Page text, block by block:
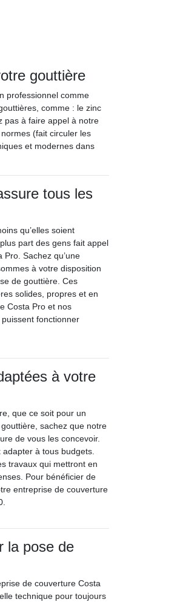
gouttière
professionnel comme
comme : le zinc
pas à faire appel à notre
(fait circuler les
et modernes dans
tous les
qu’elles soient
part des gens fait appel
Sachez qu’une
à votre disposition
de gouttière. Ces
solides, propres et en
Costa Pro et nos
fonctionner
à votre
que ce soit pour un
sachez que notre
de vous les concevoir.
à tous budgets.
travaux qui mettront en
Pour bénéficier de
entreprise de couverture
la pose de
de couverture Costa
technique pour toujours